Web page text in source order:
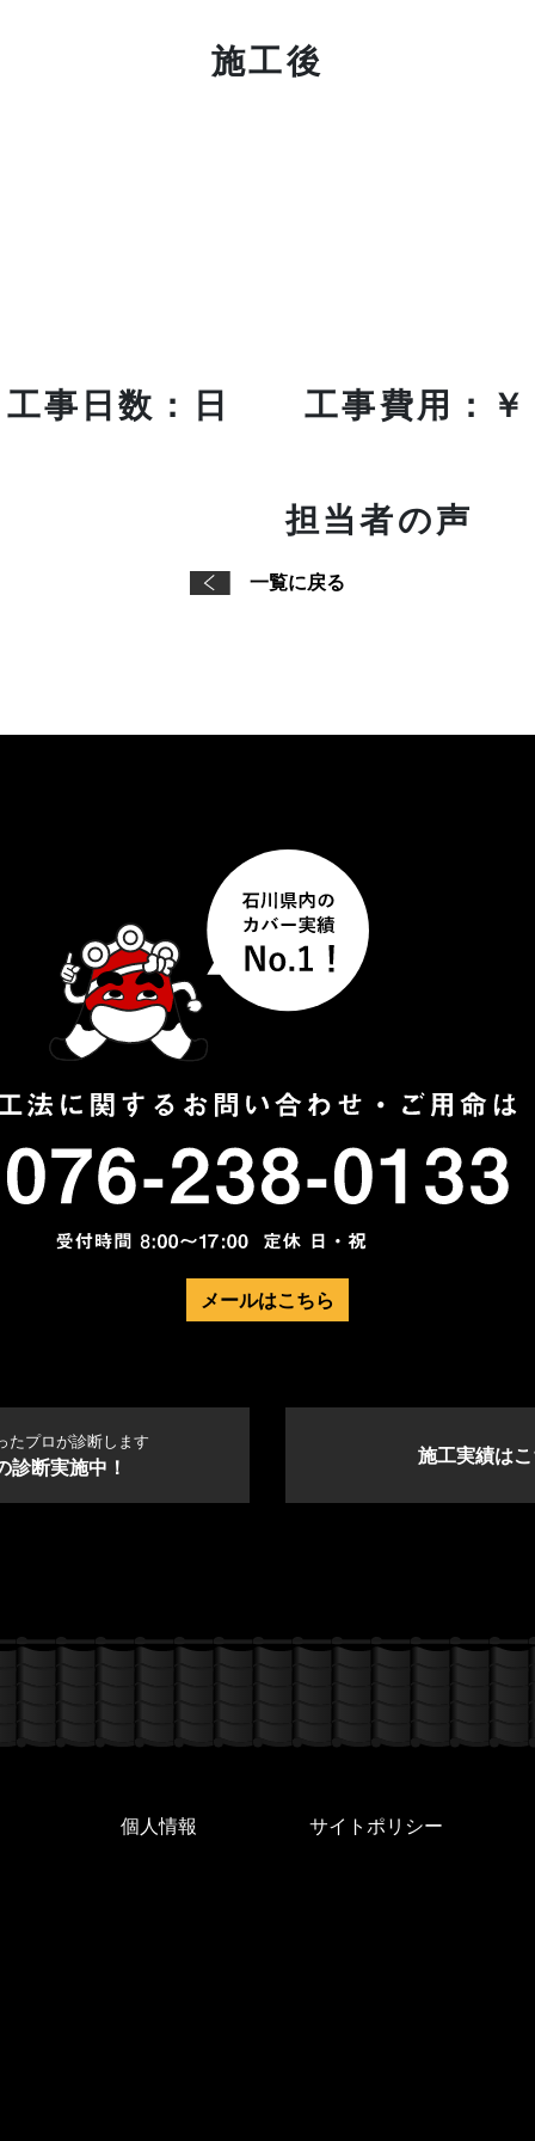
施工後
工事日数：日 工事費用：￥
担当者の声
一覧に戻る
メールはこちら
たプロが診断します
診断実施中！ 施工実績は
個人情報 サイトポリシー